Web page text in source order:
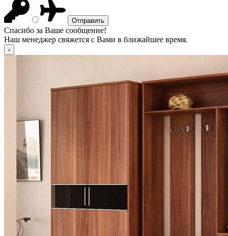
Спасибо за Ваше сообщение!
Наш менеджер свяжется с Вами в ближайшее время.